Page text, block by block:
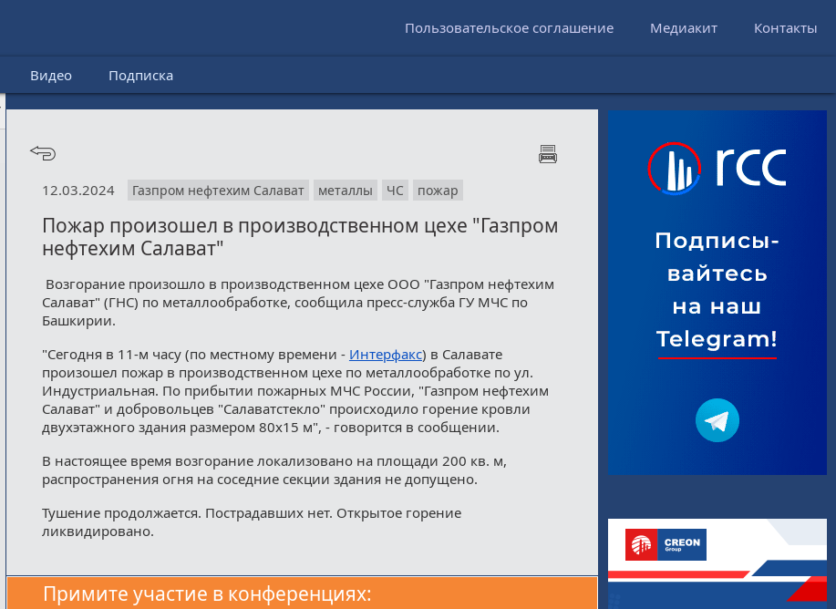
Пользовательское соглашение Медиакит Контакты
Видео Подписка
12.03.2024 Газпром нефтехим Салават металлы ЧС пожар
Пожар произошел в производственном цехе "Газпром
нефтехим Салават"
Возгорание произошло в производственном цехе ООО "Газпром нефтехим
Салават" (ГНС) по металлообработке, сообщила пресс-служба ГУ МЧС по
Башкирии.
"Сегодня в 11-м часу (по местному времени - Интерфакс) в Салавате
произошел пожар в производственном цехе по металлообработке по ул.
Индустриальная. По прибытии пожарных МЧС России, "Газпром нефтехим
Салават" и добровольцев "Салаватстекло" происходило горение кровли
двухэтажного здания размером 80х15 м", - говорится в сообщении.
В настоящее время возгорание локализовано на площади 200 кв. м,
распространения огня на соседние секции здания не допущено.
Тушение продолжается. Пострадавших нет. Открытое горение
ликвидировано.
Примите участие в конференциях: